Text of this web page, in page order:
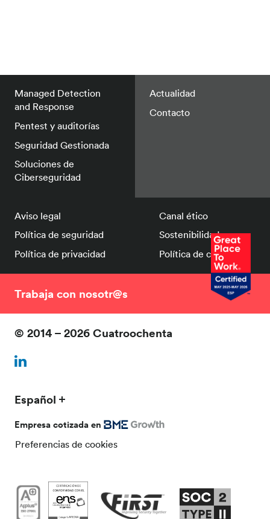
Managed Detection
and Response
Pentest y auditorías
Seguridad Gestionada
Soluciones de
Ciberseguridad
Actualidad
Contacto
Aviso legal
Política de seguridad
Política de privacidad
Canal ético
Sostenibilidad
Política de cookies
Trabaja con nosotr@s
© 2014 – 2026 Cuatroochenta
Español
Empresa cotizada en
Preferencias de cookies